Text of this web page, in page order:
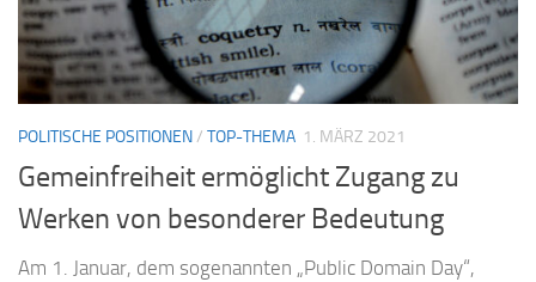
POLITISCHE POSITIONEN/ TOP-THEMA 1. MÄRZ 2021
Gemeinfreiheit ermöglicht Zugang zu
Werken von besonderer Bedeutung
Am 1. Januar, dem sogenannten „Public Domain Day“,